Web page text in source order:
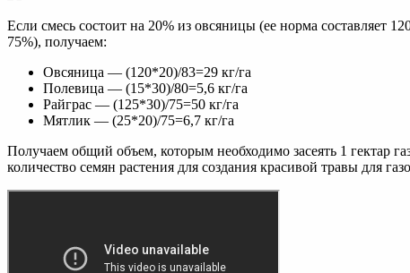
Если смесь состоит на 20% из овсяницы (ее норма составляет
75%), получаем:
Овсяница — (120*20)/83=29 кг/га
Полевица — (15*30)/80=5,6 кг/га
Райграс — (125*30)/75=50 кг/га
Мятлик — (25*20)/75=6,7 кг/га
Получаем общий объем, которым необходимо засеять 1 гектар
количество семян растения для создания красивой травы для